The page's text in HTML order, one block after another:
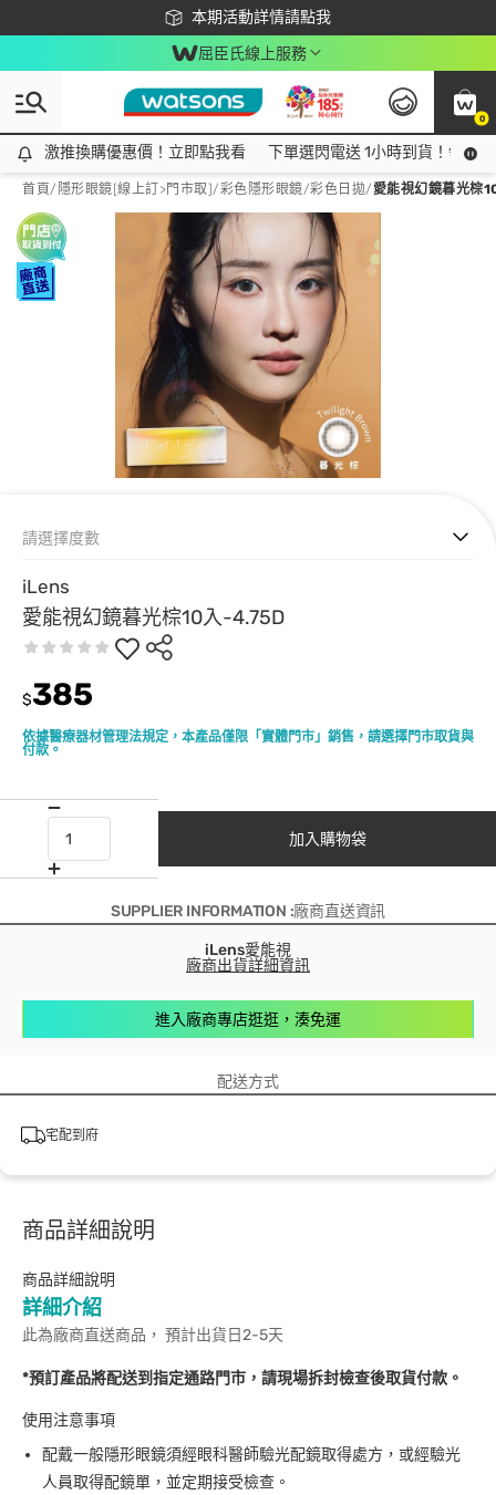
本期活動詳情請點我
下載app最高回饋$350
屈臣氏線上服務
0
激推換購優惠價！立即點我看
激推換購優惠價！立即點我看 下單選閃電送 1小時到貨！領神
首頁/ 隱形眼鏡[線上訂>門市取]/彩色隱形眼鏡/彩色日拋/愛能視幻鏡暮光棕
iLens
愛能視幻鏡暮光棕10入-4.75D
依據醫療器材管理法規定，本產品僅限「實體門市」銷售，請選擇門市取貨與
付款。
$385
請選擇度數
加入購物袋
SUPPLIER INFORMATION :廠商直送資訊
iLens愛能視
廠商出貨詳細資訊
進入廠商專店逛逛，湊免運
配送方式
宅配到府
商品詳細說明
商品詳細說明
詳細介紹
此為廠商直送商品， 預計出貨日2-5天
*預訂產品將配送到指定通路門市，請現場拆封檢查後取貨付款。
使用注意事項
配戴一般隱形眼鏡須經眼科醫師驗光配鏡取得處方，或經驗光
人員取得配鏡單，並定期接受檢查。